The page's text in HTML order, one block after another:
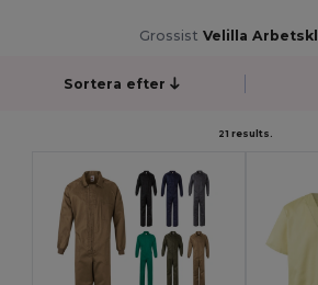
Grossist Velilla
Sortera efter
21 results.